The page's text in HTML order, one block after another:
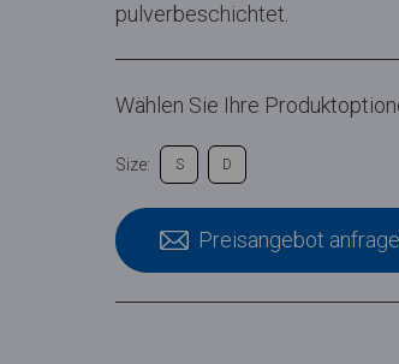
pulverbeschichtet.
Wählen Sie Ihre
Size: S D
Preisangebot